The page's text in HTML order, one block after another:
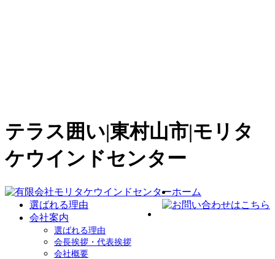
テラス囲い|東村山市|モリタ
ケウインドセンター
ホーム
選ばれる理由
会社案内
選ばれる理由
会長挨拶・代表挨拶
会社概要